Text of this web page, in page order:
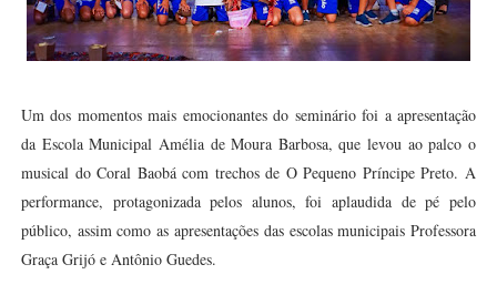
Um dos momentos mais emocionantes do seminário foi a apresentação
da Escola Municipal Amélia de Moura Barbosa, que levou ao palco o
musical do Coral Baobá com trechos de O Pequeno Príncipe Preto. A
performance, protagonizada pelos alunos, foi aplaudida de pé pelo
público, assim como as apresentações das escolas municipais Professora
Graça Grijó e Antônio Guedes.